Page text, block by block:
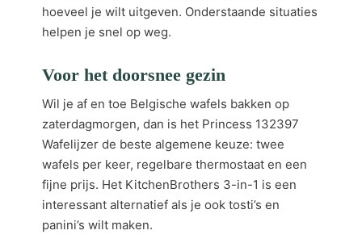
hoeveel je wilt uitgeven. Onderstaande situaties
helpen je snel op weg.
Voor het doorsnee gezin
Wil je af en toe Belgische wafels bakken op
zaterdagmorgen, dan is het Princess 132397
Wafelijzer de beste algemene keuze: twee
wafels per keer, regelbare thermostaat en een
fijne prijs. Het KitchenBrothers 3-in-1 is een
interessant alternatief als je ook tosti’s en
panini’s wilt maken.